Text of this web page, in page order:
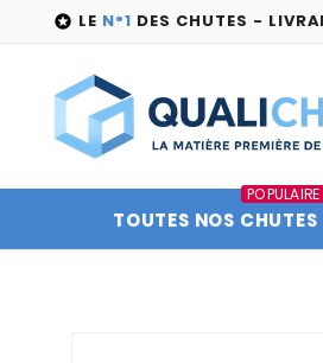
 LE N°1 DES CHUTES -
TOUTES NOS CHUTES
POPULAIRE